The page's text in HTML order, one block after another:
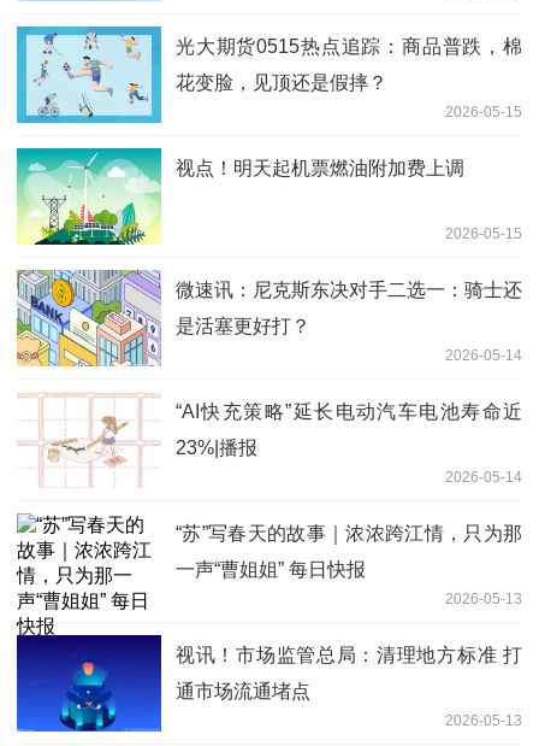
光大期货0515热点追踪：商品普跌，棉
花变脸，见顶还是假摔？
2026-05-15
视点！明天起机票燃油附加费上调
2026-05-15
微速讯：尼克斯东决对手二选一：骑士还
是活塞更好打？
2026-05-14
“AI快充策略”延长电动汽车电池寿命近
23%|播报
2026-05-14
“苏”写春天的故事｜浓浓跨江情，只为那
一声“曹姐姐” 每日快报
2026-05-13
视讯！市场监管总局：清理地方标准 打
通市场流通堵点
2026-05-13